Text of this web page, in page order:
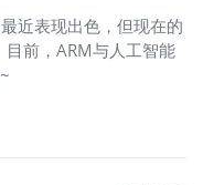
近表现出色，但现在的
前，ARM与人工智能